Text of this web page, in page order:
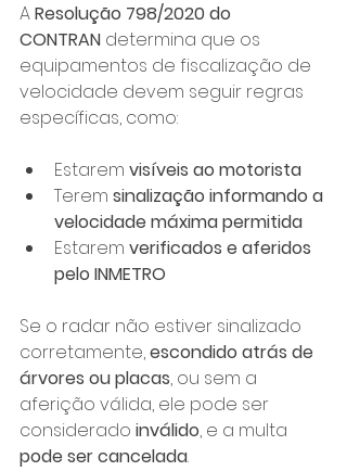
A Resolução 798/2020 do
CONTRAN determina que os
equipamentos de fiscalização de
velocidade devem seguir regras
específicas, como:
Estarem visíveis ao motorista
Terem sinalização informando a
velocidade máxima permitida
Estarem verificados e aferidos
pelo INMETRO
Se o radar não estiver sinalizado
corretamente, escondido atrás de
árvores ou placas, ou sem a
aferição válida, ele pode ser
considerado inválido, e a multa
pode ser cancelada.